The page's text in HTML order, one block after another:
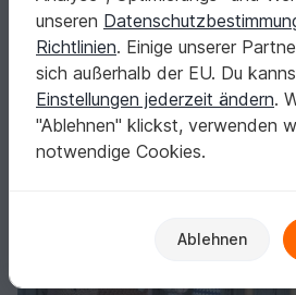
Familie Sonnenschein als
passendem Zuhause -
unseren
Richtlinien. Einige unserer
sich außerhalb der EU. Du
Einstellungen jederzeit ändern.
"Ablehnen" klickst, verwenden
notwendige Cookies.
Ablehnen